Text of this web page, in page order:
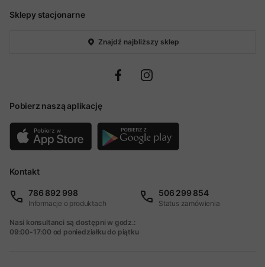
Sklepy stacjonarne
Znajdź najbliższy sklep
Pobierz naszą aplikację
Kontakt
786 892 998
Informacje o produktach
506 299 854
Status zamówienia
Nasi konsultanci są dostępni w godz.:
09:00-17:00 od poniedziałku do piątku